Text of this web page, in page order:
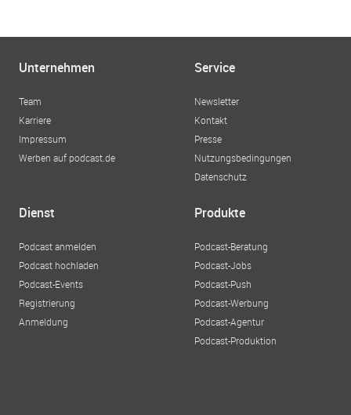
Unternehmen
Team
Karriere
Impressum
Werben auf podcast.de
Service
Newsletter
Kontakt
Presse
Nutzungsbedingungen
Datenschutz
Dienst
Podcast anmelden
Podcast hochladen
Podcast-Events
Registrierung
Anmeldung
Produkte
Podcast-Beratung
Podcast-Jobs
Podcast-Push
Podcast-Werbung
Podcast-Agentur
Podcast-Produktion